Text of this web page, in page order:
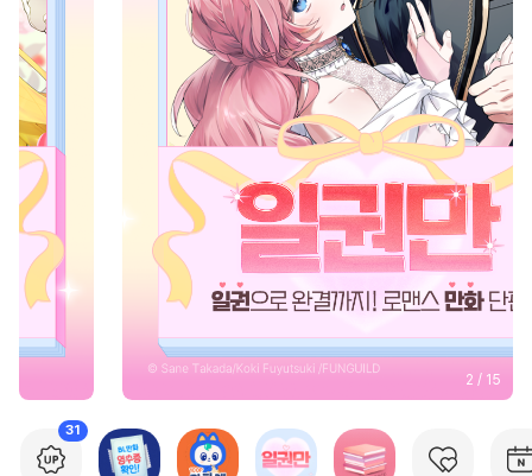
2 / 15
31